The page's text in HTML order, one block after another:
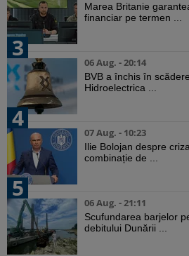
Marea Britanie
financiar pe termen ...
3
06 Aug. - 20:14
BVB a închis în
Hidroelectrica ...
4
07 Aug. - 10:23
Ilie Bolojan despre
combinație de ...
5
06 Aug. - 21:11
Scufundarea barjelor
debitului Dunării ...